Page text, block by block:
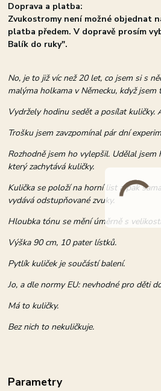
Doprava a platba:
Zvukostromy není možné objednat
platba předem. V dopravě prosím
Balík do ruky".
No, je to již víc než 20 let, co jsem si s
malýma holkama v Německu, když jsem
Vydržely hodinu sedět a posílat kuličky.
Trošku jsem zavzpomínal pár dní
Rozhodně jsem ho vylepšil. Udělal jsem
který zachytává kuličky.
Kulička se položí na horní list a pak
vydává odstupňované zvuky.
Hloubka tónu se mění úměrně s
Výška 90 cm, 10 pater lístků.
Pytlík kuliček je součástí balení.
Jo, a dle normy EU: nevhodné pro děti
Má to kuličky.
Bez nich to nekuličkuje.
Parametry